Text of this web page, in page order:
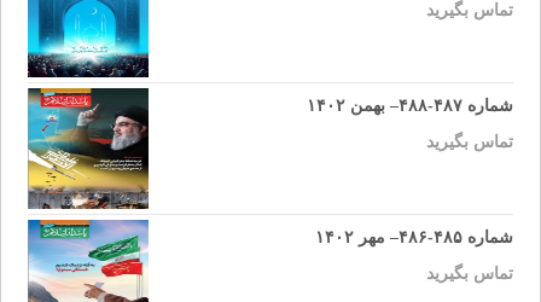
تماس بگیرید
شماره ۴۸۷-۴۸۸– بهمن ۱۴۰۲
تماس بگیرید
شماره ۴۸۵-۴۸۶– مهر ۱۴۰۲
تماس بگیرید